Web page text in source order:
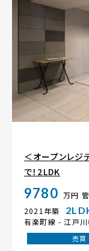
＜オープンレジ
で！2LDK
9780 万円
2021年築
有楽町線 -江戸川
売買